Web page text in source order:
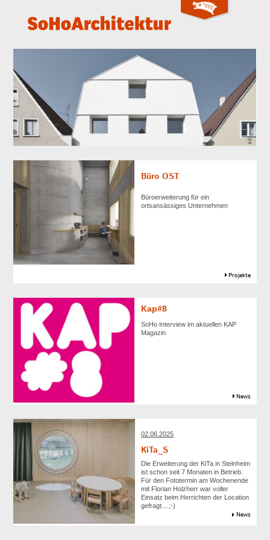
Büro OST
Büroerweiterung für ein
ortsansässiges Unternehmen
Projekte
Kap#8
SoHo Interview im aktuellen KAP
Magazin
News
02.06.2025
KiTa_S
Die Erweiterung der KiTa in Steinheim
ist schon seit 7 Monaten in Betrieb.
Für den Fototermin am Wochenende
mit Florian Holzherr war voller
Einsatz beim Herrichten der Location
gefragt....;-)
News